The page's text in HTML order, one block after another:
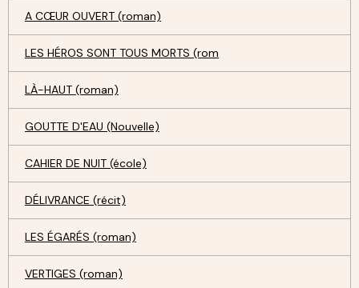
A CŒUR OUVERT (roman)
LES HÉROS SONT TOUS MORTS (rom
LÀ-HAUT (roman)
GOUTTE D'EAU (Nouvelle)
CAHIER DE NUIT (école)
DÉLIVRANCE (récit)
LES ÉGARÉS (roman)
VERTIGES (roman)